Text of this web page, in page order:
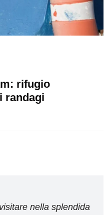
rifugio
randagi
nella splendida